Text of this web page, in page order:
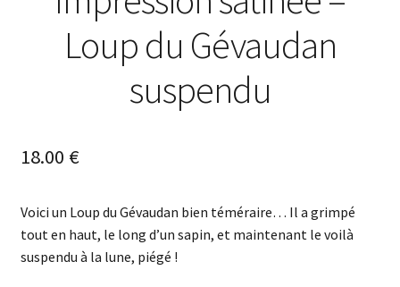
Loup du Gévaudan
suspendu
18.00 €
Voici un Loup du Gévaudan bien téméraire… Il a grimpé
tout en haut, le long d’un sapin, et maintenant le voilà
suspendu à la lune, piégé !